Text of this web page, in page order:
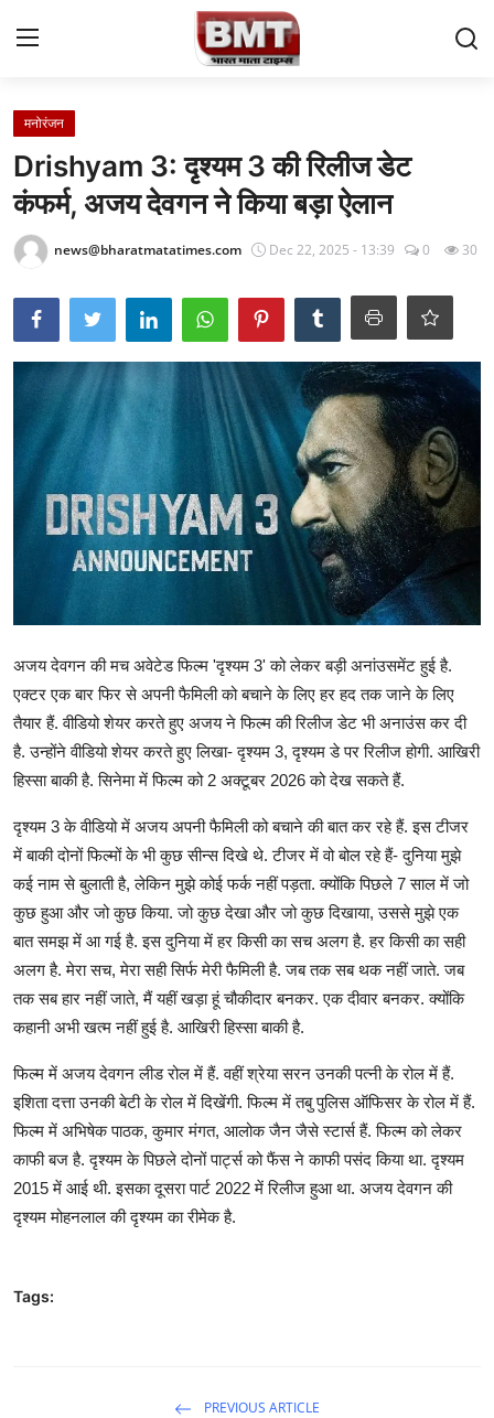
Home
Contact
अंतरराष्ट्रीय समाचार
राज्य समाचार
मध्य प्रदेश
व्यापार और अर्थव्यवस्था
मनोरंजन
सेहत
Gallery
मनोरंजन
Drishyam 3: दृश्यम 3 की रिलीज डेट
कंफर्म, अजय देवगन ने किया बड़ा ऐलान
news@bharatmatatimes.com Dec 22, 2025 - 13:39 0 30
अजय देवगन की मच अवेटेड फिल्म 'दृश्यम 3' को लेकर बड़ी अनांउसमेंट हुई है.
एक्टर एक बार फिर से अपनी फैमिली को बचाने के लिए हर हद तक जाने के लिए
तैयार हैं. वीडियो शेयर करते हुए अजय ने फिल्म की रिलीज डेट भी अनाउंस कर दी
है. उन्होंने वीडियो शेयर करते हुए लिखा- दृश्यम 3, दृश्यम डे पर रिलीज होगी. आखिरी
हिस्सा बाकी है. सिनेमा में फिल्म को 2 अक्टूबर 2026 को देख सकते हैं.
दृश्यम 3 के वीडियो में अजय अपनी फैमिली को बचाने की बात कर रहे हैं. इस टीजर
में बाकी दोनों फिल्मों के भी कुछ सीन्स दिखे थे. टीजर में वो बोल रहे हैं- दुनिया मुझे
कई नाम से बुलाती है, लेकिन मुझे कोई फर्क नहीं पड़ता. क्योंकि पिछले 7 साल में जो
कुछ हुआ और जो कुछ किया. जो कुछ देखा और जो कुछ दिखाया, उससे मुझे एक
बात समझ में आ गई है. इस दुनिया में हर किसी का सच अलग है. हर किसी का सही
अलग है. मेरा सच, मेरा सही सिर्फ मेरी फैमिली है. जब तक सब थक नहीं जाते. जब
तक सब हार नहीं जाते, मैं यहीं खड़ा हूं चौकीदार बनकर. एक दीवार बनकर. क्योंकि
कहानी अभी खत्म नहीं हुई है. आखिरी हिस्सा बाकी है.
फिल्म में अजय देवगन लीड रोल में हैं. वहीं श्रेया सरन उनकी पत्नी के रोल में हैं.
इशिता दत्ता उनकी बेटी के रोल में दिखेंगी. फिल्म में तबु पुलिस ऑफिसर के रोल में हैं.
फिल्म में अभिषेक पाठक, कुमार मंगत, आलोक जैन जैसे स्टार्स हैं. फिल्म को लेकर
काफी बज है. दृश्यम के पिछले दोनों पार्ट्स को फैंस ने काफी पसंद किया था. दृश्यम
2015 में आई थी. इसका दूसरा पार्ट 2022 में रिलीज हुआ था. अजय देवगन की
दृश्यम मोहनलाल की दृश्यम का रीमेक है.
Tags:
PREVIOUS ARTICLE